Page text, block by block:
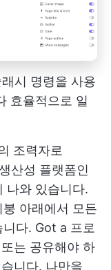
시 명령을 사용
효율적으로 일
조력자로
산성 플랫폼인
나와 있습니다.
아래에서 모든
니다. Got a 프로
는 공유해야 하
니다. 나만을